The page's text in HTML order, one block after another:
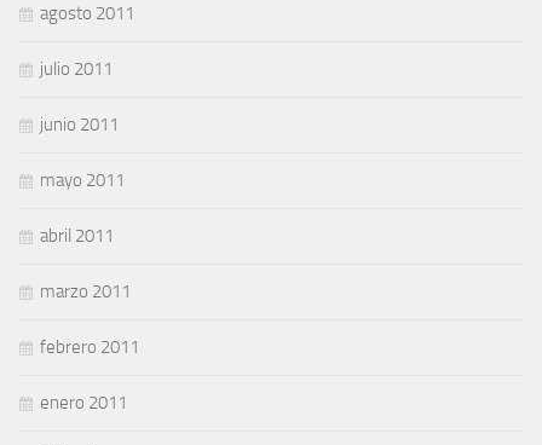
agosto 2011
julio 2011
junio 2011
mayo 2011
abril 2011
marzo 2011
febrero 2011
enero 2011